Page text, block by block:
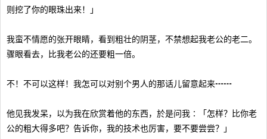
则挖了你的眼珠出来！」
我蛮不情愿的张开眼睛，看到粗壮的阴茎，不禁想起我老公的老二。
骤眼看去，比我老公的还要粗一倍。
不！不可以这样！我怎可以对别个男人的那话儿留意起来┅┅
他见我发呆，以为我在欣赏着他的东西，於是问我∶「怎样？比你老
公的粗大得多吧？告诉你，我的技术也厉害，要不要尝尝？」